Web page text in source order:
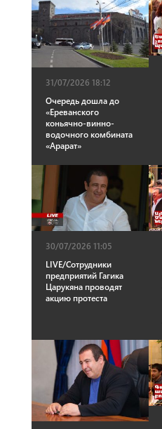
31/07/2026 18:12
Очередь дошла до
«Ереванского
коньячно-винно-
водочного комбината
«Арарат»
30/07/2026 11:05
LIVE/Сотрудники
предприятий Гагика
Царукяна проводят
акцию протеста